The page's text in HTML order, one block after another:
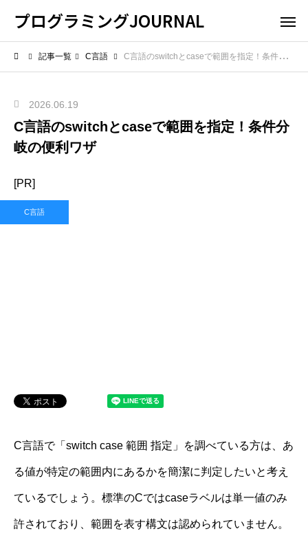
プログラミングJOURNAL
記事一覧 C言語 C言語のswitchとcaseで範囲を指定！条件分岐の便利ワザ
2026.06.19
C言語のswitchとcaseで範囲を指定！条件分
岐の便利ワザ
[PR]
C言語
C言語で「switch case 範囲 指定」を調べている方は、あ
る値が特定の範囲内にあるかを簡潔に判定したいと考え
ているでしょう。標準のCではcaseラベルは単一値のみ
許されており、範囲を表す構文は認められていません。